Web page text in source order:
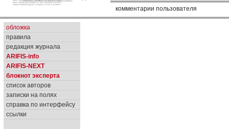
комментарии пользователя
обложка
правила
редакция журнала
ARIFIS-info
ARIFIS-NEXT
блокнот эксперта
список авторов
записки на полях
справка по интерфейсу
ссылки